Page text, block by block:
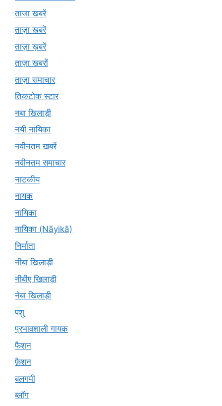
ताजा खबरें
ताज़ा खबरें
ताज़ा ख़बरें
ताज़ा खबरों
ताज़ा समाचार
तिकटोक स्टार
नबा खिलाड़ी
नयी नायिका
नवीनतम खबरें
नवीनतम समाचार
नाटकीय
नायक
नायिका
नायिका (Nāyikā)
निर्माता
नीबा खिलाड़ी
नीबीए खिलाड़ी
नेबा खिलाड़ी
पशु
प्रभावशाली गायक
फैशन
फ़ैशन
बलगमी
ब्लॉग